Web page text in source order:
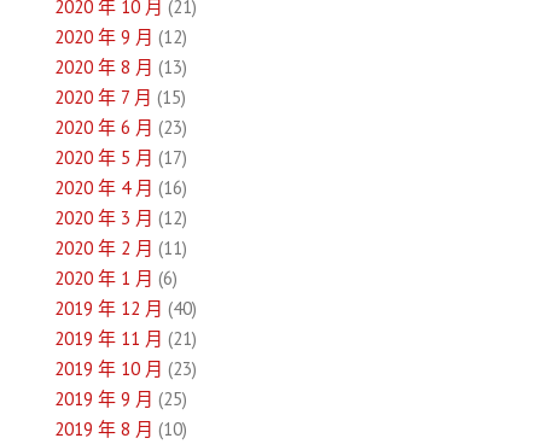
2020 年 10 月 (21)
2020 年 9 月 (12)
2020 年 8 月 (13)
2020 年 7 月 (15)
2020 年 6 月 (23)
2020 年 5 月 (17)
2020 年 4 月 (16)
2020 年 3 月 (12)
2020 年 2 月 (11)
2020 年 1 月 (6)
2019 年 12 月 (40)
2019 年 11 月 (21)
2019 年 10 月 (23)
2019 年 9 月 (25)
2019 年 8 月 (10)